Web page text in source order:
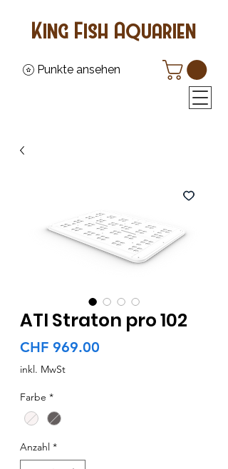
Punkte ansehen
King Fish Aquarien
ATI Straton pro 102
CHF 969.00
inkl. MwSt
Farbe *
Anzahl *